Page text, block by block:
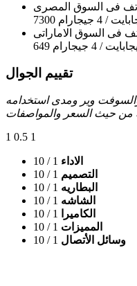
فى السوق المصرى
فى السوق الاماراتى
تقييم الجوال
وير ومدى استخدامه
1 0.5 1
الاداء 1
/ 10
التصميم 1
/ 10
البطاريه 1
/ 10
الشاشه 1
/ 10
الكاميرا
1
/ 10
المميزات 1
/ 10
وسائل الأتصال 1
/ 10